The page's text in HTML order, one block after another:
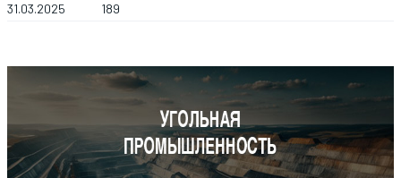
31.03.2025 189